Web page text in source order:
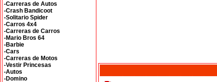
-Carreras de Autos
-Crash Bandicoot
-Solitario Spider
-Carros 4x4
-Carreras de Carros
-Mario Bros 64
-Barbie
-Cars
-Carreras de Motos
-Vestir Princesas
-Autos
-Domino